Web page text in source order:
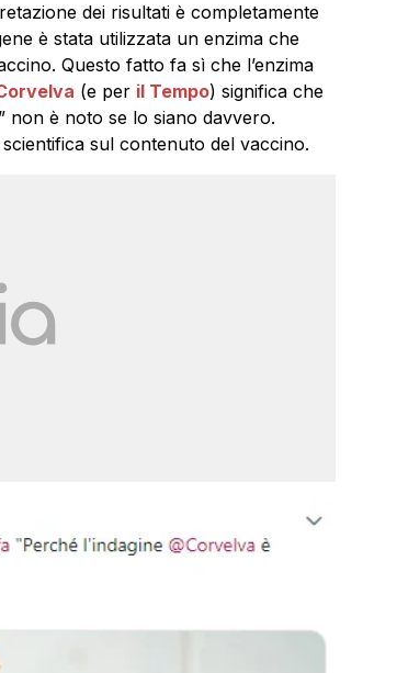
dei risultati è completamente
è stata utilizzata un enzima che
Questo fatto fa sì che l’enzima
(e per il Tempo) significa che
non è noto se lo siano davvero.
sul contenuto del vaccino.